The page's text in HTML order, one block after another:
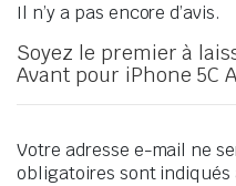
Il n’y a pas encore d’avis.
Soyez le premier à
Avant pour iPhone 5C
Votre adresse e-mail ne
obligatoires sont indiqués